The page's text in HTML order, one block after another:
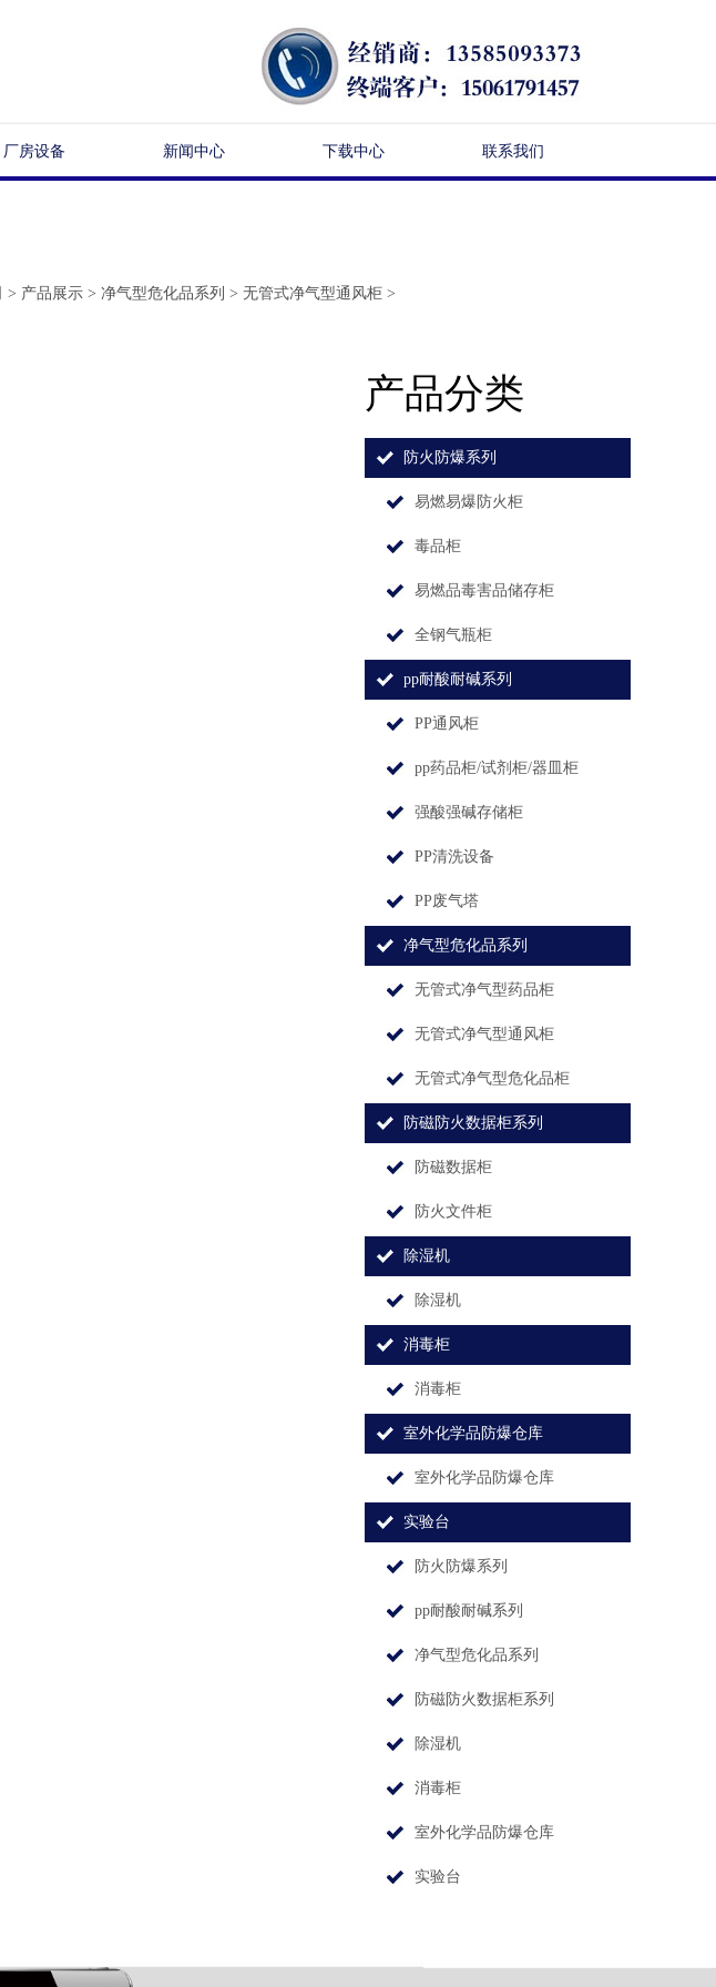
厂房设备 新闻中心 下载中心 联系我们
> 产品展示 > 净气型危化品系列 > 无管式净气型通风柜 >
产品分类
防火防爆系列
易燃易爆防火柜
毒品柜
易燃品毒害品储存柜
全钢气瓶柜
pp耐酸耐碱系列
PP通风柜
pp药品柜/试剂柜/器皿柜
强酸强碱存储柜
PP清洗设备
PP废气塔
净气型危化品系列
无管式净气型药品柜
无管式净气型通风柜
无管式净气型危化品柜
防磁防火数据柜系列
防磁数据柜
防火文件柜
除湿机
除湿机
消毒柜
消毒柜
室外化学品防爆仓库
室外化学品防爆仓库
实验台
防火防爆系列
pp耐酸耐碱系列
净气型危化品系列
防磁防火数据柜系列
除湿机
消毒柜
室外化学品防爆仓库
实验台